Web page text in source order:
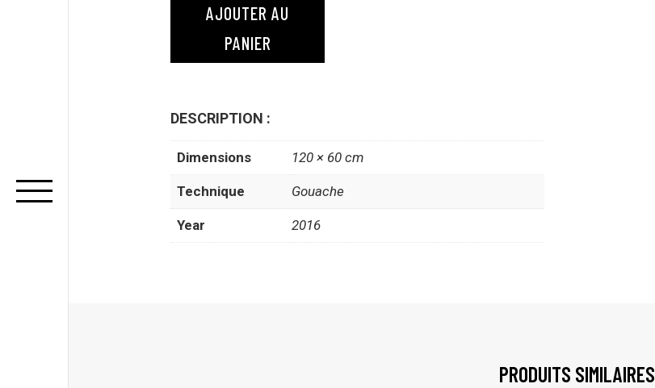
AJOUTER AU
PANIER
DESCRIPTION :
Dimensions 120 × 60 cm
Technique Gouache
Year 2016
PRODUITS SIMILAIRES